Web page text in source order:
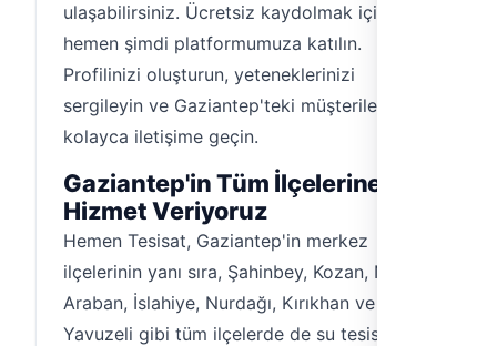
ulaşabilirsiniz. Ücretsiz kaydolmak için
hemen şimdi platformumuza katılın.
Profilinizi oluşturun, yeteneklerinizi
sergileyin ve Gaziantep'teki müşterilerinizle
kolayca iletişime geçin.
Gaziantep'in Tüm İlçelerine
Hizmet Veriyoruz
Hemen Tesisat, Gaziantep'in merkez
ilçelerinin yanı sıra, Şahinbey, Kozan, Nizip,
Araban, İslahiye, Nurdağı, Kırıkhan ve
Yavuzeli gibi tüm ilçelerde de su tesisatçısı